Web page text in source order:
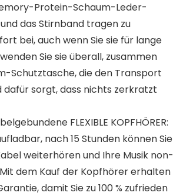
Protein-Schaum-Leder-
das Stirnband tragen zu
bei, auch wenn Sie sie für lange
Sie sie überall, zusammen
Schutztasche, die den Transport
sorgt, dass nichts zerkratzt
FLEXIBLE KOPFHÖRER:
nach 15 Stunden können Sie
weiterhören und Ihre Musik non-
dem Kauf der Kopfhörer erhalten
damit Sie zu 100 % zufrieden